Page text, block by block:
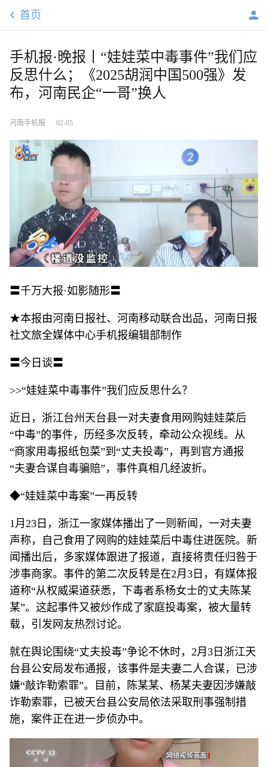
首页
手机报·晚报丨“娃娃菜中毒事件”我们应
反思什么；《2025胡润中国500强》发
布，河南民企“一哥”换人
河南手机报 02-05
〓千万大报·如影随形〓
★本报由河南日报社、河南移动联合出品，河南日报
社文旅全媒体中心手机报编辑部制作
〓今日谈〓
>>“娃娃菜中毒事件”我们应反思什么？
近日，浙江台州天台县一对夫妻食用网购娃娃菜后
“中毒”的事件，历经多次反转，牵动公众视线。从
“商家用毒报纸包菜”到“丈夫投毒”，再到官方通报
“夫妻合谋自毒骗赔”，事件真相几经波折。
◆“娃娃菜中毒案”一再反转
1月23日，浙江一家媒体播出了一则新闻，一对夫妻
声称，自己食用了网购的娃娃菜后中毒住进医院。新
闻播出后，多家媒体跟进了报道，直接将责任归咎于
涉事商家。事件的第二次反转是在2月3日，有媒体报
道称“从权威渠道获悉，下毒者系杨女士的丈夫陈某
某”。这起事件又被炒作成了家庭投毒案，被大量转
载，引发网友热烈讨论。
就在舆论围绕“丈夫投毒”争论不休时，2月3日浙江天
台县公安局发布通报，该事件是夫妻二人合谋，已涉
嫌“敲诈勒索罪”。目前，陈某某、杨某夫妻因涉嫌敲
诈勒索罪，已被天台县公安局依法采取刑事强制措
施，案件正在进一步侦办中。